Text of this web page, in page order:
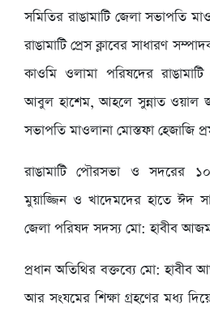
সমিতির রাঙামাটি জেলা সভাপতি
রাঙামাটি প্রেস ক্লাবের সাধারণ
কাওমি ওলামা পরিষদের
আবুল হাশেম, আহলে সুন্নাত ওয়াল
সভাপতি মাওলানা মোস্তফা হেজাজি
রাঙামাটি পৌরসভা ও সদরের
মুয়াজ্জিন ও খাদেমদের হাতে ঈদ
জেলা পরিষদ সদস্য মো: হাবীব
প্রধান অতিথির বক্তব্যে মো:
আর সংযমের শিক্ষা গ্রহণের মধ্য